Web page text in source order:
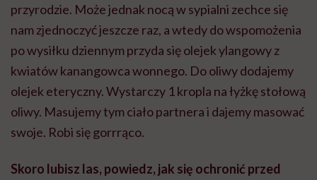
przyrodzie. Może jednak nocą w sypialni zechce się
nam zjednoczyć jeszcze raz, a wtedy do wspomożenia
po wysiłku dziennym przyda się olejek ylangowy z
kwiatów kanangowca wonnego. Do oliwy dodajemy
olejek eteryczny. Wystarczy 1 kropla na łyżkę stołową
oliwy. Masujemy tym ciało partnera i dajemy masować
swoje. Robi się gorrrąco.
Skoro lubisz las, powiedz, jak się ochronić przed